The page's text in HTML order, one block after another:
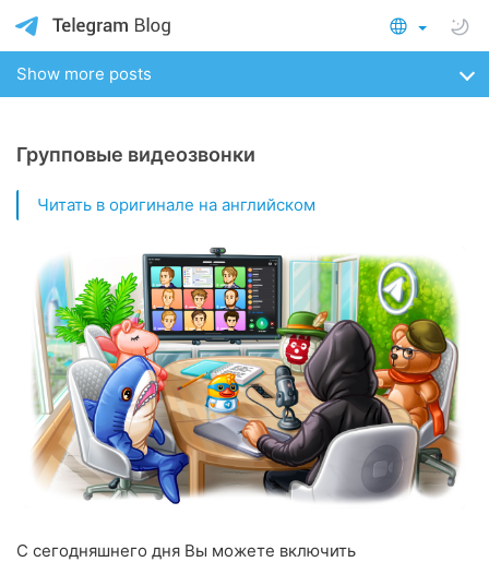
Show more posts
Групповые видеозвонки
Читать в оригинале на английском
С сегодняшнего дня Вы можете включить